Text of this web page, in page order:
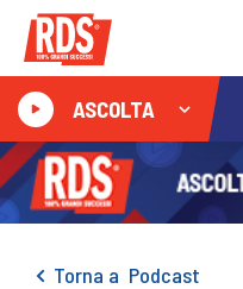
ASCOLTA
Torna a Podcast